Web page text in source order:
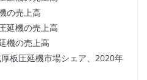
の売上高
延機の売上高
機の売上高
板圧延機市場シェア、2020年